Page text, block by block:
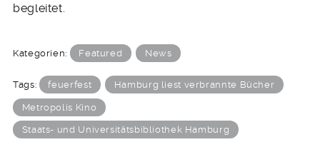
begleitet.
Kategorien: Featured News
Tags: feuerfest Hamburg liest verbrannte Bücher
Metropolis Kino
Staats- und Universitätsbibliothek Hamburg